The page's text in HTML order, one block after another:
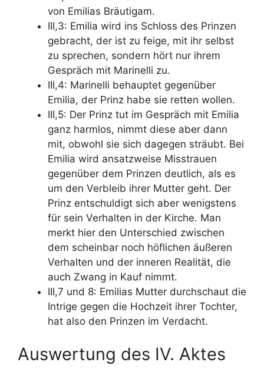
von Emilias Bräutigam.
III,3: Emilia wird ins Schloss des Prinzen
gebracht, der ist zu feige, mit ihr selbst
zu sprechen, sondern hört nur ihrem
Gespräch mit Marinelli zu.
III,4: Marinelli behauptet gegenüber
Emilia, der Prinz habe sie retten wollen.
III,5: Der Prinz tut im Gespräch mit Emilia
ganz harmlos, nimmt diese aber dann
mit, obwohl sie sich dagegen sträubt. Bei
Emilia wird ansatzweise Misstrauen
gegenüber dem Prinzen deutlich, als es
um den Verbleib ihrer Mutter geht. Der
Prinz entschuldigt sich aber wenigstens
für sein Verhalten in der Kirche. Man
merkt hier den Unterschied zwischen
dem scheinbar noch höflichen äußeren
Verhalten und der inneren Realität, die
auch Zwang in Kauf nimmt.
III,7 und 8: Emilias Mutter durchschaut die
Intrige gegen die Hochzeit ihrer Tochter,
hat also den Prinzen im Verdacht.
Auswertung des IV. Aktes